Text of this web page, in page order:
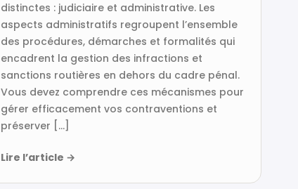
distinctes : judiciaire et administrative. Les
aspects administratifs regroupent l’ensemble
des procédures, démarches et formalités qui
encadrent la gestion des infractions et
sanctions routières en dehors du cadre pénal.
Vous devez comprendre ces mécanismes pour
gérer efficacement vos contraventions et
préserver […]
Lire l’article →